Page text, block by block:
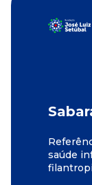
saúde